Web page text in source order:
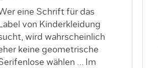
eine Schrift für das
Label von Kinderkleidung
wird wahrscheinlich
keine geometrische
wählen … Im